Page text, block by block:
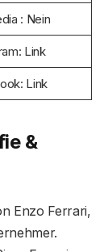
: Nein
Link
Link
&
Enzo Ferrari,